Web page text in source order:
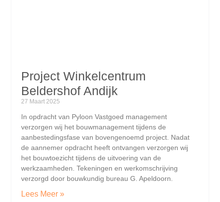
Project Winkelcentrum
Beldershof Andijk
27 Maart 2025
In opdracht van Pyloon Vastgoed management
verzorgen wij het bouwmanagement tijdens de
aanbestedingsfase van bovengenoemd project. Nadat
de aannemer opdracht heeft ontvangen verzorgen wij
het bouwtoezicht tijdens de uitvoering van de
werkzaamheden. Tekeningen en werkomschrijving
verzorgd door bouwkundig bureau G. Apeldoorn.
Lees Meer »